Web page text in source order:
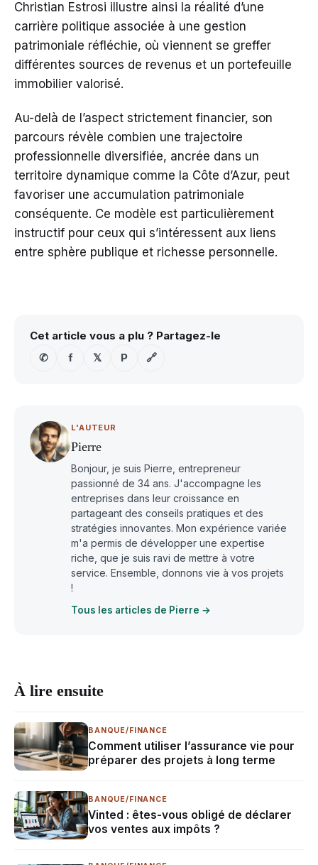
Christian Estrosi illustre ainsi la réalité d’une
carrière politique associée à une gestion
patrimoniale réfléchie, où viennent se greffer
différentes sources de revenus et un portefeuille
immobilier valorisé.
Au-delà de l’aspect strictement financier, son
parcours révèle combien une trajectoire
professionnelle diversifiée, ancrée dans un
territoire dynamique comme la Côte d’Azur, peut
favoriser une accumulation patrimoniale
conséquente. Ce modèle est particulièrement
instructif pour ceux qui s’intéressent aux liens
entre sphère publique et richesse personnelle.
Cet article vous a plu ? Partagez-le
✆
f 𝕏 P 🔗
L'AUTEUR
Pierre
Bonjour, je suis Pierre, entrepreneur
passionné de 34 ans. J'accompagne les
entreprises dans leur croissance en
partageant des conseils pratiques et des
stratégies innovantes. Mon expérience variée
m'a permis de développer une expertise
riche, que je suis ravi de mettre à votre
service. Ensemble, donnons vie à vos projets
!
Tous les articles de Pierre →
À lire ensuite
BANQUE/FINANCE
Comment utiliser l’assurance vie pour
préparer des projets à long terme
BANQUE/FINANCE
Vinted : êtes-vous obligé de déclarer
vos ventes aux impôts ?